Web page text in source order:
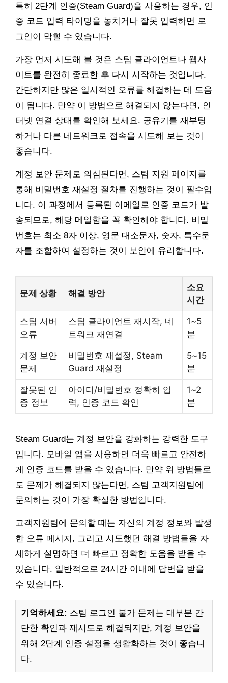
특히 2단계 인증(Steam Guard)을 사용하는 경우, 인
증 코드 입력 타이밍을 놓치거나 잘못 입력하면 로
그인이 막힐 수 있습니다.
가장 먼저 시도해 볼 것은 스팀 클라이언트나 웹사
이트를 완전히 종료한 후 다시 시작하는 것입니다.
간단하지만 많은 일시적인 오류를 해결하는 데 도움
이 됩니다. 만약 이 방법으로 해결되지 않는다면, 인
터넷 연결 상태를 확인해 보세요. 공유기를 재부팅
하거나 다른 네트워크로 접속을 시도해 보는 것이
좋습니다.
계정 보안 문제로 의심된다면, 스팀 지원 페이지를
통해 비밀번호 재설정 절차를 진행하는 것이 필수입
니다. 이 과정에서 등록된 이메일로 인증 코드가 발
송되므로, 해당 메일함을 꼭 확인해야 합니다. 비밀
번호는 최소 8자 이상, 영문 대소문자, 숫자, 특수문
자를 조합하여 설정하는 것이 보안에 유리합니다.
문제 상황 해결 방안
소요
시간
스팀 서버
오류
스팀 클라이언트 재시작, 네
트워크 재연결
1~5
분
계정 보안
문제
비밀번호 재설정, Steam
Guard 재설정
5~15
분
잘못된 인
증 정보
아이디/비밀번호 정확히 입
력, 인증 코드 확인
1~2
분
Steam Guard는 계정 보안을 강화하는 강력한 도구
입니다. 모바일 앱을 사용하면 더욱 빠르고 안전하
게 인증 코드를 받을 수 있습니다. 만약 위 방법들로
도 문제가 해결되지 않는다면, 스팀 고객지원팀에
문의하는 것이 가장 확실한 방법입니다.
고객지원팀에 문의할 때는 자신의 계정 정보와 발생
한 오류 메시지, 그리고 시도했던 해결 방법들을 자
세하게 설명하면 더 빠르고 정확한 도움을 받을 수
있습니다. 일반적으로 24시간 이내에 답변을 받을
수 있습니다.
기억하세요: 스팀 로그인 불가 문제는 대부분 간
단한 확인과 재시도로 해결되지만, 계정 보안을
위해 2단계 인증 설정을 생활화하는 것이 좋습니
다.